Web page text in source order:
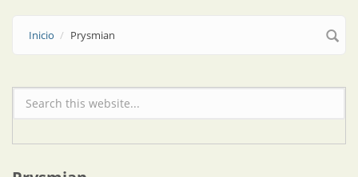
Inicio Prysmian
Formulario de búsqueda